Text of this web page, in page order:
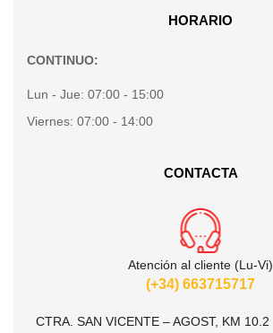
HORARIO
CONTINUO:
Lun - Jue: 07:00 - 15:00
Viernes: 07:00 - 14:00
CONTACTA
Atención al cliente (Lu-Vi)
(+34) 663715717
CTRA. SAN VICENTE – AGOST, KM 10.2